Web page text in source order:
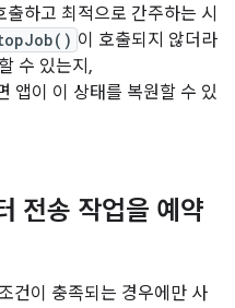
출하고 최적으로 간주하는 시
이 호출되지 않더라
수 있는지,
앱이 이 상태를 복원할 수 있
전송 작업을 예약
건이 충족되는 경우에만 사